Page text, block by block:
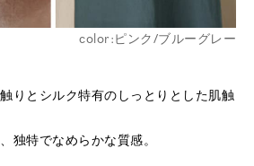
color:ピンク/ブルーグレー
りとシルク特有のしっとりとした肌触
独特でなめらかな質感。